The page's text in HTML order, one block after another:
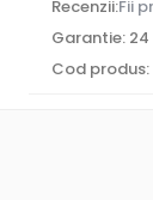
Recenzii:Fii
Garantie: 24
Cod produs: